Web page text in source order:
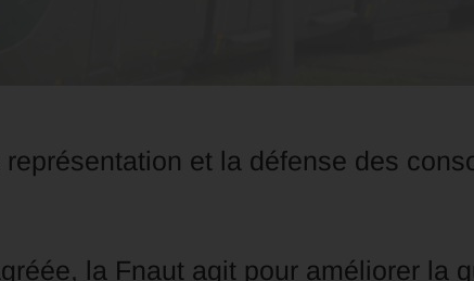
et la défense des
la Fnaut agit pour améliorer la